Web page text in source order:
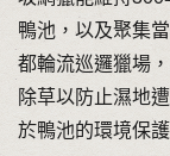
鴨池，以及聚集
都輪流巡邏獵場
除草以防止濕地
於鴨池的環境保護